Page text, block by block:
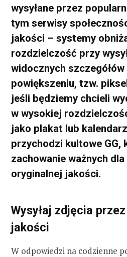
wysyłane przez
tym serwisy
jakości – systemy
rozdzielczość przy
widocznych
powiększeniu, tzw.
jeśli będziemy chcieli
w wysokiej
jako plakat lub
przychodzi kultowe GG,
zachowanie ważnych
oryginalnej jakości.
Wysyłaj zdjęcia
jakości
W odpowiedzi na codzienne